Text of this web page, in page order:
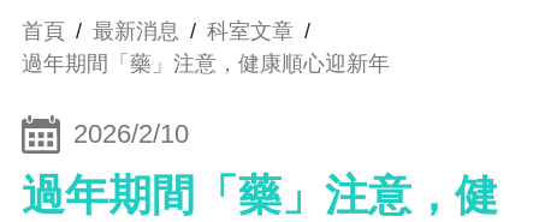
首頁 / 最新消息 / 科室文章 /
過年期間「藥」注意，健康順心迎新年
2026/2/10
過年期間「藥」注意，健